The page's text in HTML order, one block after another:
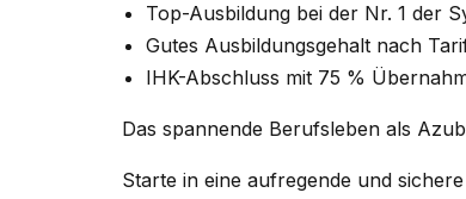
Top-Ausbildung bei der Nr. 1 der
Gutes Ausbildungsgehalt nach
IHK-Abschluss mit 75 %
Das spannende Berufsleben als
Starte in eine aufregende und